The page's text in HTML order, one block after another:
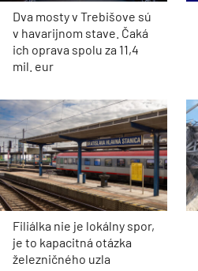
Dva mosty v Trebišove sú
v havarijnom stave. Čaká
ich oprava spolu za 11,4
mil. eur
Filiálka nie je lokálny spor,
je to kapacitná otázka
železničného uzla